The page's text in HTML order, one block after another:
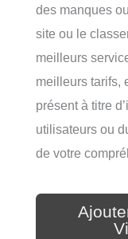
des manques
site ou le
meilleurs
meilleurs tarifs,
présent à titre
utilisateurs ou
de votre